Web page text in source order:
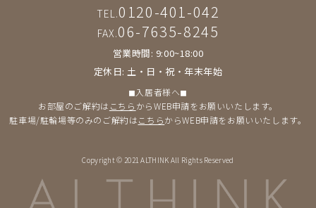
TEL.0120-401-042
FAX.06-7635-8245
営業時間: 9:00~18:00
定休日: 土・日・祝・年末年始
◼︎入居者様へ◼︎
お部屋のご解約は こちら からWEB申請をお願いいたします。
駐車場/駐輪場等のみのご解約はこちらからWEB申請をお願いいたします。
Copyright © 2021 ALTHINK All Rights Reserved